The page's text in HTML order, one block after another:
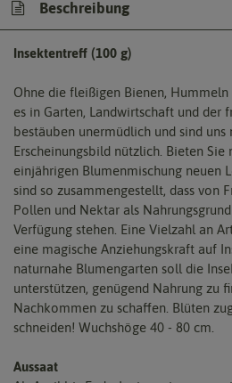
Beschreibung
Insektentreff (100 g)
Ohne die fleißigen Bienen,
es in Garten, Landwirtschaft und der
bestäuben unermüdlich und sind
Erscheinungsbild nützlich. Bieten
einjährigen Blumenmischung neuen
sind so zusammengestellt, dass von
Pollen und Nektar als
Verfügung stehen. Eine Vielzahl an
eine magische Anziehungskraft auf
naturnahe Blumengarten soll die
unterstützen, genügend Nahrung zu
Nachkommen zu schaffen. Blüten
schneiden! Wuchshöge 40 - 80 cm.
Aussaat